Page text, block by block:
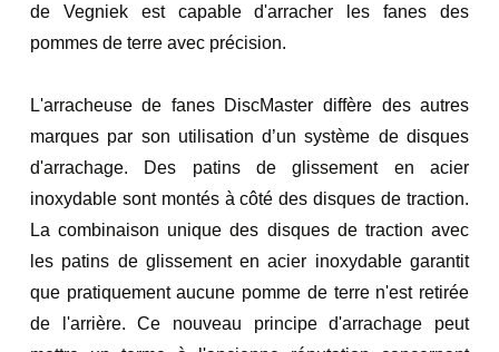
de Vegniek est capable d'arracher les fanes des
pommes de terre avec précision.
L'arracheuse de fanes DiscMaster diffère des autres
marques par son utilisation d’un système de disques
d'arrachage. Des patins de glissement en acier
inoxydable sont montés à côté des disques de traction.
La combinaison unique des disques de traction avec
les patins de glissement en acier inoxydable garantit
que pratiquement aucune pomme de terre n'est retirée
de l'arrière. Ce nouveau principe d'arrachage peut